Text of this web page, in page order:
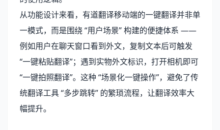
从功能设计来看，有道翻译移动端的一键翻译并非单
一模式，而是围绕 “用户场景” 构建的便捷体系 ——
例如用户在聊天窗口看到外文，复制文本后可触发
“一键粘贴翻译”；遇到实物外文标识，打开相机即可
“一键拍照翻译”。这种 “场景化一键操作”，避免了传
统翻译工具 “多步跳转” 的繁琐流程，让翻译效率大
幅提升。